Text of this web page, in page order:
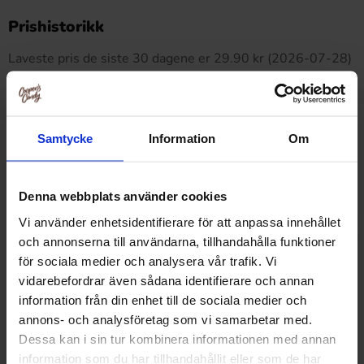
Samtycke Information Om
Denna webbplats använder cookies
Vi använder enhetsidentifierare för att anpassa innehållet
och annonserna till användarna, tillhandahålla funktioner
för sociala medier och analysera vår trafik. Vi
vidarebefordrar även sådana identifierare och annan
information från din enhet till de sociala medier och
annons- och analysföretag som vi samarbetar med.
Dessa kan i sin tur kombinera informationen med annan
information som du har tillhandahållit eller som de har
Prishistorikk
Laveste pris de siste 30 dagene er 29.90 kr (2026-07-28)
Relaterte produkter